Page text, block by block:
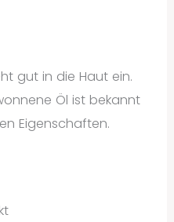
gut in die Haut ein.
Öl ist bekannt
Eigenschaften.